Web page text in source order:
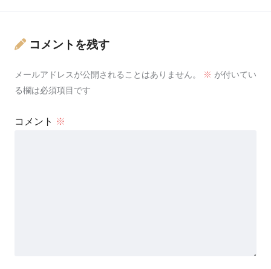
コメントを残す
メールアドレスが公開されることはありません。 ※ が付いてい
る欄は必須項目です
コメント ※